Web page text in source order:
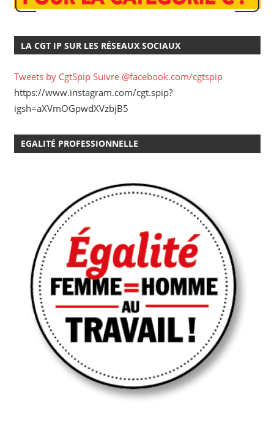
LA CGT IP SUR LES RÉSEAUX SOCIAUX
Tweets by CgtSpip Suivre @facebook.com/cgtspip
https://www.instagram.com/cgt.spip?
igsh=aXVmOGpwdXVzbjB5
EGALITÉ PROFESSIONNELLE